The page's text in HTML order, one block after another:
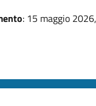
: 15 maggio